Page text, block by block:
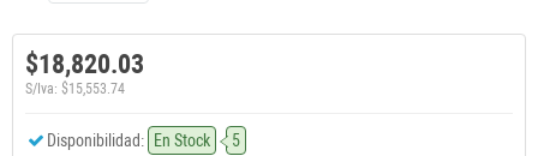
$18,820.03
S/Iva: $15,553.74
Disponibilidad: En Stock 5